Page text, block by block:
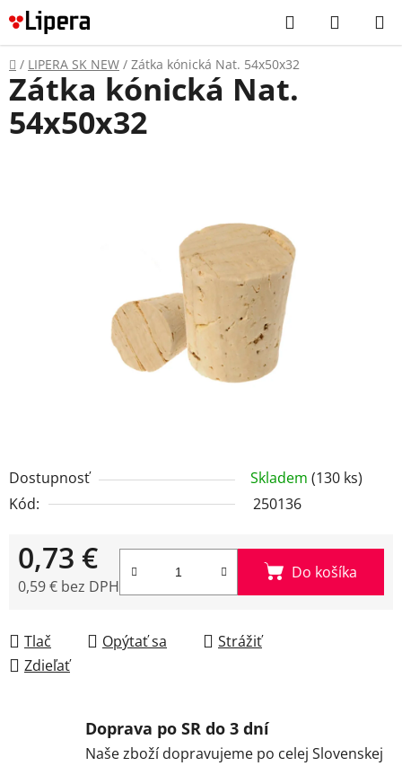
Prejsť
na
obsah
Hľadať
KOŠÍK
Domov
/ LIPERA SK NEW / Zátka kónická Nat. 54x50x32
Dostupnosť Skladem (130 ks)
Kód:
250136
0,73 €
0,59 € bez DPH
Do košíka
Tlač Opýtať sa
Strážiť
Zdieľať
Zátka kónická Nat.
54x50x32
Doprava po SR do 3 dní
Naše zboží dopravujeme po celej Slovenskej